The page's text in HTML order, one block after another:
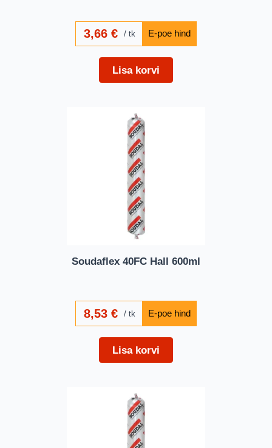
3,66€ tk
Lisa korvi
Soudaflex 40FC Hall 600ml
8,53€ tk
Lisa korvi